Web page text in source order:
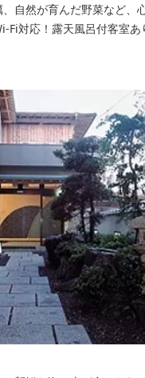
自然が育んだ野菜など、
Fi対応！露天風呂付客室
はパワースポット石神さん
丁まで最短40分！鳥羽十
宿を一歩出れば、満天の
空がき...